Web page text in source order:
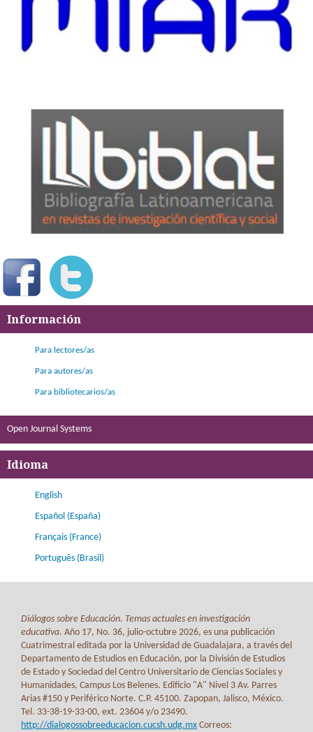
Información
Para lectores/as
Para autores/as
Para bibliotecarios/as
Open Journal Systems
Idioma
English
Español (España)
Français (France)
Português (Brasil)
Diálogos sobre Educación. Temas actuales en investigación
educativa. Año 17, No. 36, julio-octubre 2026, es una publicación
Cuatrimestral editada por la Universidad de Guadalajara, a través del
Departamento de Estudios en Educación, por la División de Estudios
de Estado y Sociedad del Centro Universitario de Ciencias Sociales y
Humanidades, Campus Los Belenes. Edificio "A" Nivel 3 Av. Parres
Arias #150 y Periférico Norte. C.P. 45100. Zapopan, Jalisco, México.
Tel. 33-38-19-33-00, ext. 23604 y/o 23490.
http://dialogossobreeducacion.cucsh.udg.mx Correos: